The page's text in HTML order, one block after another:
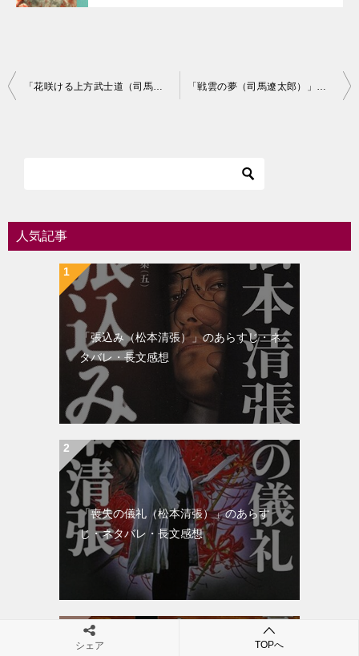
投
シ
「花咲ける上方武士道（司馬遼太郎）」のあらすじ・内容解説・長文の所感 「戦雲の夢（司馬遼太郎）」のあらすじ・ネタバレ・長文感想
人気記事
「張込み（松本清張）」のあらすじ・ネ
タバレ・長文感想
「喪失の儀礼（松本清張）」のあらす
じ・ネタバレ・長文感想
シェア TOPへ